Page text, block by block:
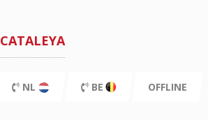
CATALEYA
NL BE OFFLINE